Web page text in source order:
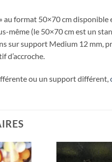
au format 50×70 cm disponible
même (le 50×70 cm est un
sur support Medium 12 mm,
d’accroche.
ou un support différent,